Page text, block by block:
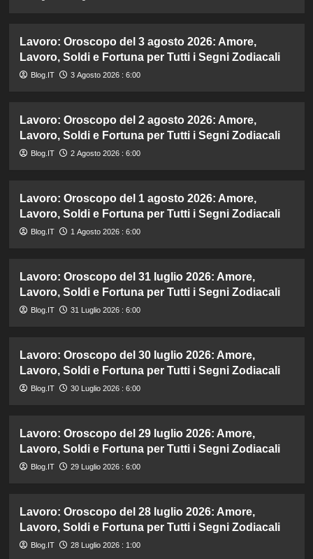
Lavoro: Oroscopo del 3 agosto 2026: Amore,
Lavoro, Soldi e Fortuna per Tutti i Segni Zodiacali
Blog.IT 3 Agosto 2026 : 6:00
Lavoro: Oroscopo del 2 agosto 2026: Amore,
Lavoro, Soldi e Fortuna per Tutti i Segni Zodiacali
Blog.IT 2 Agosto 2026 : 6:00
Lavoro: Oroscopo del 1 agosto 2026: Amore,
Lavoro, Soldi e Fortuna per Tutti i Segni Zodiacali
Blog.IT 1 Agosto 2026 : 6:00
Lavoro: Oroscopo del 31 luglio 2026: Amore,
Lavoro, Soldi e Fortuna per Tutti i Segni Zodiacali
Blog.IT 31 Luglio 2026 : 6:00
Lavoro: Oroscopo del 30 luglio 2026: Amore,
Lavoro, Soldi e Fortuna per Tutti i Segni Zodiacali
Blog.IT 30 Luglio 2026 : 6:00
Lavoro: Oroscopo del 29 luglio 2026: Amore,
Lavoro, Soldi e Fortuna per Tutti i Segni Zodiacali
Blog.IT 29 Luglio 2026 : 6:00
Lavoro: Oroscopo del 28 luglio 2026: Amore,
Lavoro, Soldi e Fortuna per Tutti i Segni Zodiacali
Blog.IT 28 Luglio 2026 : 1:00